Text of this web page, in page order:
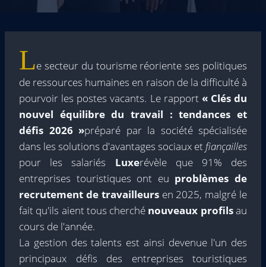
Le secteur du tourisme réoriente ses politiques
de ressources humaines en raison de la difficulté à
pourvoir les postes vacants. Le rapport « Clés du
nouvel équilibre du travail : tendances et
défis 2026 »préparé par la société spécialisée
dans les solutions d'avantages sociaux etfiançailles
pour les salariés Luxerévèle que 91% des
entreprises touristiques ont eu problèmes de
recrutement de travailleursen 2025, malgré le
fait qu'ils aient tous cherché nouveaux profilsau
cours de l'année.
La gestion des talents est ainsi devenue l'un des
principaux défis des entreprises touristiques